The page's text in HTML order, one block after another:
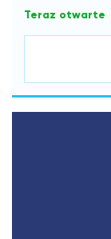
Teraz otwarte